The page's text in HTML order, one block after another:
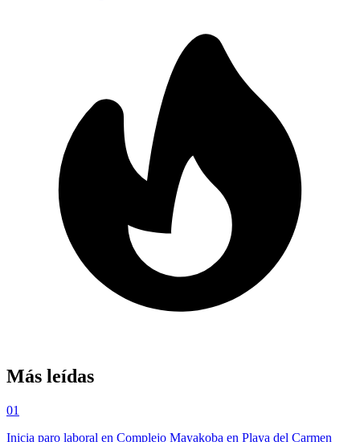
Más leídas
01
Inicia paro laboral en Complejo Mayakoba en Playa del Carmen